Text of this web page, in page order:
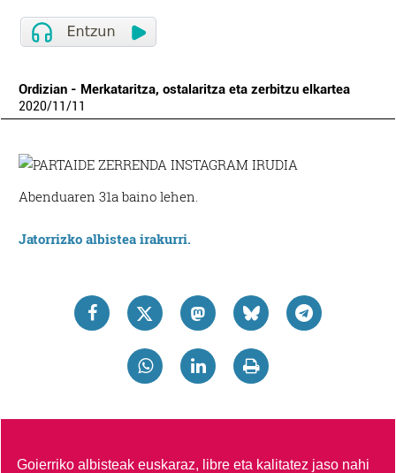
Ordizian - Merkataritza, ostalaritza eta zerbitzu elkartea
2020/11/11
Abenduaren 31a baino lehen.
Jatorrizko albistea irakurri.
Goierriko albisteak euskaraz, libre eta kalitatez jaso nahi